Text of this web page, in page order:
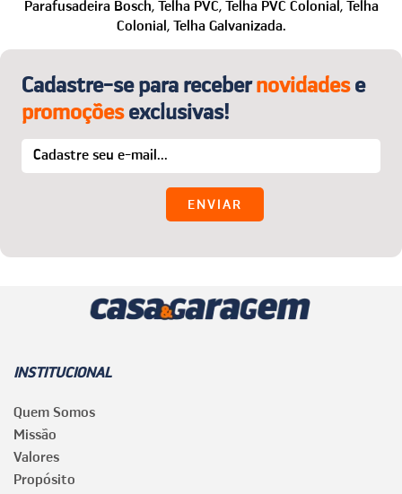
WhatsApp: (24) 99850-1622
sac@casaegaragem.com.br
Parafusadeira Bosch, Telha PVC, Telha PVC Colonial, Telha
Colonial, Telha Galvanizada.
Cadastre-se para recebernovidadese
promoçõesexclusivas!
INSTITUCIONAL
Quem Somos
Missão
Valores
Propósito